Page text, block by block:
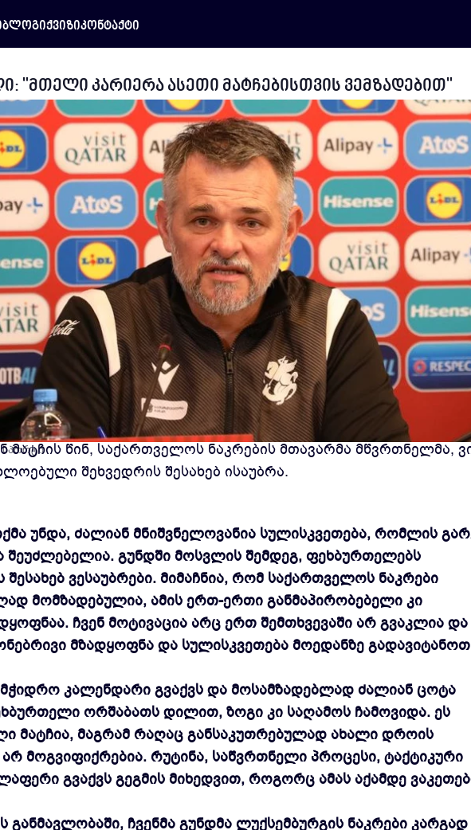
ბლოგიქვიზიკონტაქტი
"მთელი კარიერა ასეთი მატჩებისთვის ვემზადებით"
წლის ჩემპიონატის საკვალიფიკაციო ეტაპის
მატჩის წინ, საქართველოს ნაკრების მთავარმა მწვრთნელმა,
შეხვედრის შესახებ ისაუბრა.
უნდა, ძალიან მნიშვნელოვანია სულისკვეთება, რომლის
შეუძლებელია. გუნდში მოსვლის შემდეგ, ფეხბურთელებს
შესახებ ვესაუბრები. მიმაჩნია, რომ საქართველოს ნაკრები
მომზადებულია, ამის ერთ-ერთი განმაპირობებელი კი
ჩვენ მოტივაცია არც ერთ შემთხვევაში არ გვაკლია და
მზადყოფნა და სულისკვეთება მოედანზე
კალენდარი გვაქვს და მოსამზადებლად ძალიან ცოტა
ორშაბათს დილით, ზოგი კი საღამოს ჩამოვიდა. ეს
მატჩია, მაგრამ რაღაც განსაკუთრებულად ახალი დროის
მოგვიფიქრებია. რუტინა, საწვრთნელი პროცესი, ტაქტიკური
გვაქვს გეგმის მიხედვით, როგორც ამას აქამდე
განმავლობაში, ჩვენმა გუნდმა ლუქსემბურგის ნაკრები კარგად